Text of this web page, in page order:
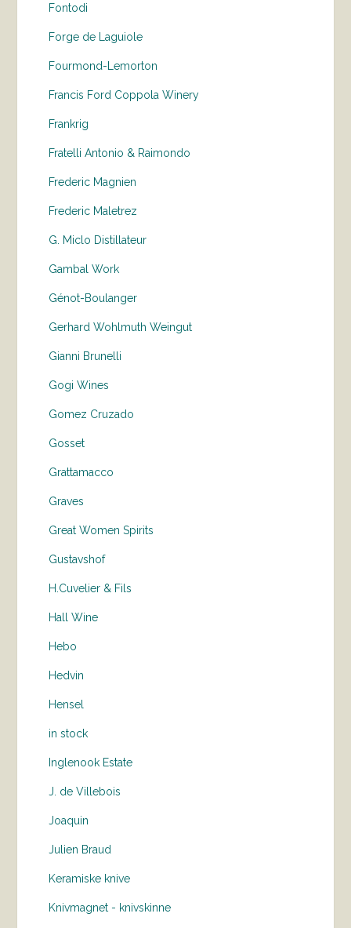
Fontodi
Forge de Laguiole
Fourmond-Lemorton
Francis Ford Coppola Winery
Frankrig
Fratelli Antonio & Raimondo
Frederic Magnien
Frederic Maletrez
G. Miclo Distillateur
Gambal Work
Génot-Boulanger
Gerhard Wohlmuth Weingut
Gianni Brunelli
Gogi Wines
Gomez Cruzado
Gosset
Grattamacco
Graves
Great Women Spirits
Gustavshof
H.Cuvelier & Fils
Hall Wine
Hebo
Hedvin
Hensel
in stock
Inglenook Estate
J. de Villebois
Joaquin
Julien Braud
Keramiske knive
Knivmagnet - knivskinne